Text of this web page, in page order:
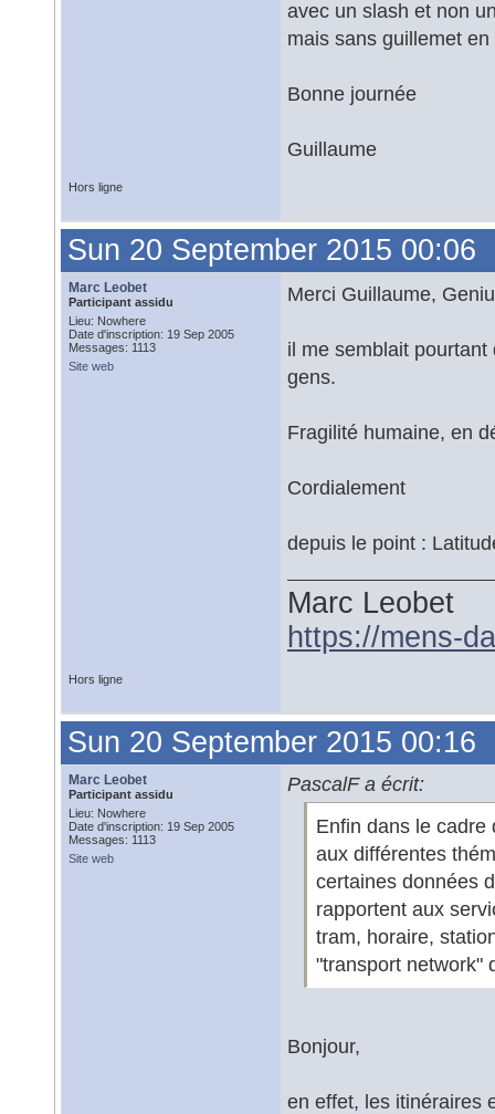
avec un slash et non
mais sans guillemet
Bonne journée
Guillaume
Hors ligne
Sun 20 September 2015 00:06
Marc Leobet
Participant assidu
Lieu: Nowhere
Date d'inscription: 19 Sep 2005
Messages: 1113
Site web
Merci Guillaume,
il me semblait
gens.
Fragilité humaine, en
Cordialement
depuis le point :
Marc Leobet
https://mens-
Hors ligne
Sun 20 September 2015 00:16
Marc Leobet
Participant assidu
Lieu: Nowhere
Date d'inscription: 19 Sep 2005
Messages: 1113
Site web
PascalF a écrit:
Enfin dans le cadre
aux différentes
certaines données
rapportent aux
tram, horaire,
"transport network"
Bonjour,
en effet, les itinéraires